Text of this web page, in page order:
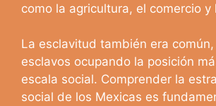
como la agricultura, el comercio y
La esclavitud también era
esclavos ocupando la posición
escala social. Comprender la
social de los Mexicas es